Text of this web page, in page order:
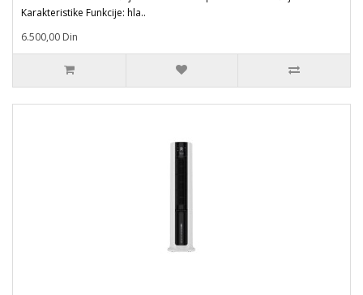
Karakteristike Funkcije: hla..
6.500,00 Din